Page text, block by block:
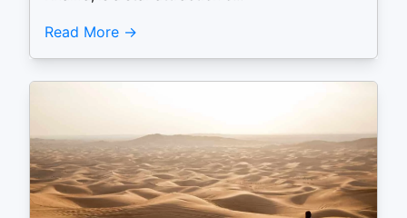
Read More